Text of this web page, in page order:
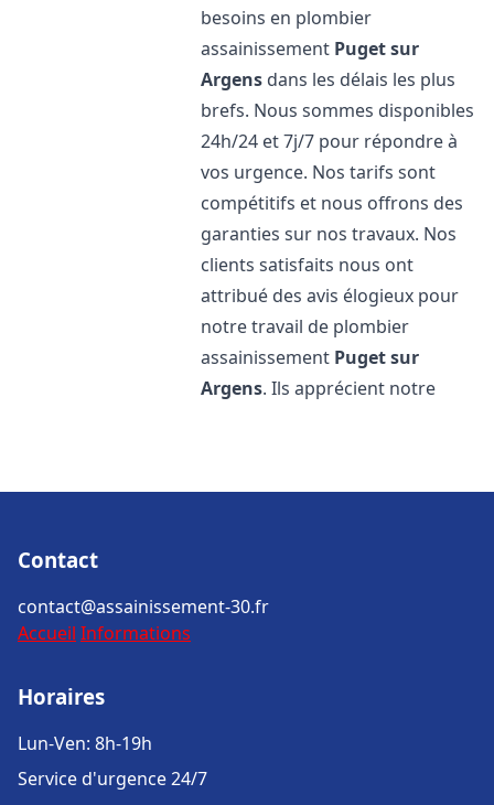
besoins en plombier
assainissement Puget sur
Argens dans les délais les plus
brefs. Nous sommes disponibles
24h/24 et 7j/7 pour répondre à
vos urgence. Nos tarifs sont
compétitifs et nous offrons des
garanties sur nos travaux. Nos
clients satisfaits nous ont
attribué des avis élogieux pour
notre travail de plombier
assainissement Puget sur
Argens. Ils apprécient notre
Contact
contact@assainissement-30.fr
Accueil Informations
Horaires
Lun-Ven: 8h-19h
Service d'urgence 24/7